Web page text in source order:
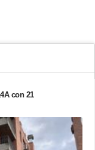
con 21